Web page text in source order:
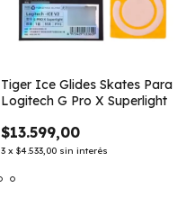
Tiger Ice Glides Skates Para
Logitech G Pro X Superlight
$13.599,00
3 x $4.533,00 sin interés